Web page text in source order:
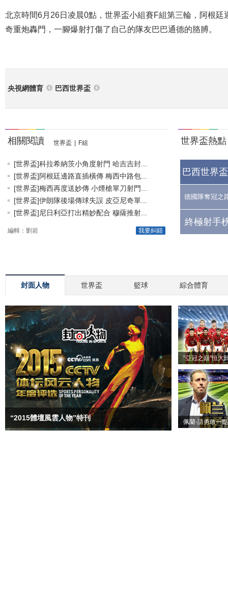
北京時間6月26日凌晨0點，世界盃小組賽F組第三輪，阿根廷
奇重炮轟門，一腳爆射打傷了自己的隊友巴巴通德的胳膊。
央視網體育 巴西世界盃
相關閱讀 世界盃 F組
[世界盃]科拉希納茨小角度射門 哈吉吉封...
[世界盃]阿根廷邊路直插橫傳 梅西中路包...
[世界盃]梅西再度送妙傳 小煙槍單刀射門...
[世界盃]伊朗隊後場傳球失誤 皮亞尼奇單...
[世界盃]尼日利亞打出精妙配合 穆薩推射...
我要糾錯
編輯：劉岩
世界盃熱點
巴西世界
德國隊奪冠之
終極射手
封面人物 世界盃 籃球 綜合體育
“2015體壇風雲人物”特刊
“亞冠之巔”恒大
佩蘭-請勇敢一點